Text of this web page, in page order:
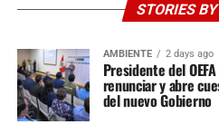
STORIES
AMBIENTE 2 days ago
Presidente del
renunciar y abre
del nuevo Gobierno